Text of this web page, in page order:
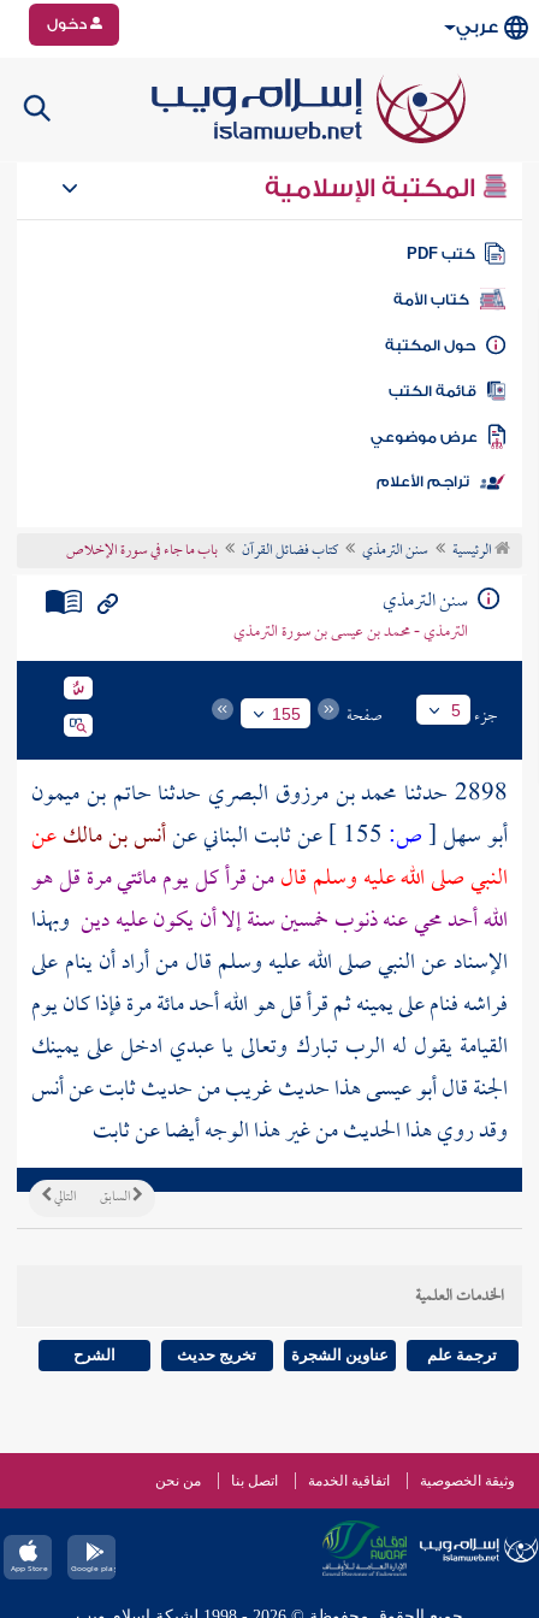
عربي دخول
المكتبة الإسلامية
كتب PDF
كتاب الأمة
المكتبة
الكتب
موضوعي
تراجم الأعلام
الرئيسية سنن الترمذي كتاب فضائل القرآن باب ما جاء في سورة الإخلاص
سنن الترمذي
الترمذي - محمد بن عيسى بن سورة الترمذي
جزء 5 صفحة 155
2898 حدثنا محمد بن مرزوق البصري حدثناحاتم بن ميمون
أبو سهل[ص: عنثابت البنانيعنأنس بن مالكعن
النبي صلى الله عليه وسلم قالمن قرأ كل يوم مائتي مرة قل هو
الله أحد محي عنه ذنوب خمسين سنة إلا أن يكون عليه دين وبهذا
الإسناد عن النبي صلى الله عليه وسلم قال من أراد أن ينام على
فراشه فنام على يمينه ثم قرأ قل هو الله أحد مائة مرة فإذا كان يوم
القيامة يقول له الرب تبارك وتعالى يا عبدي ادخل على يمينك
الجنة قال أبو عيسى هذا حديث غريب من حديثثابتعنأنس
وقد روي هذا الحديث من غير هذا الوجه أيضا عنثابت
التالي السابق
الخدمات العلمية
ترجمة علم عناوين الشجرة تخريج حديث الشرح
وثيقة الخصوصية اتفاقية الخدمة اتصل بنا من نحن